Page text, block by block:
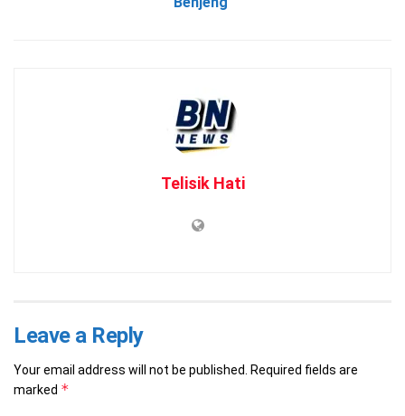
Telisik Hati
Leave a Reply
Your email address will not be published. Required fields are
marked *